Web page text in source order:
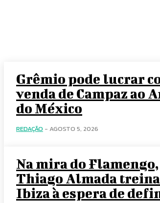
Grêmio pode lucrar
venda de Campaz ao
do México
REDAÇÃO - AGOSTO 5, 2026
Na mira do Flamengo,
Thiago Almada
Ibiza à espera de